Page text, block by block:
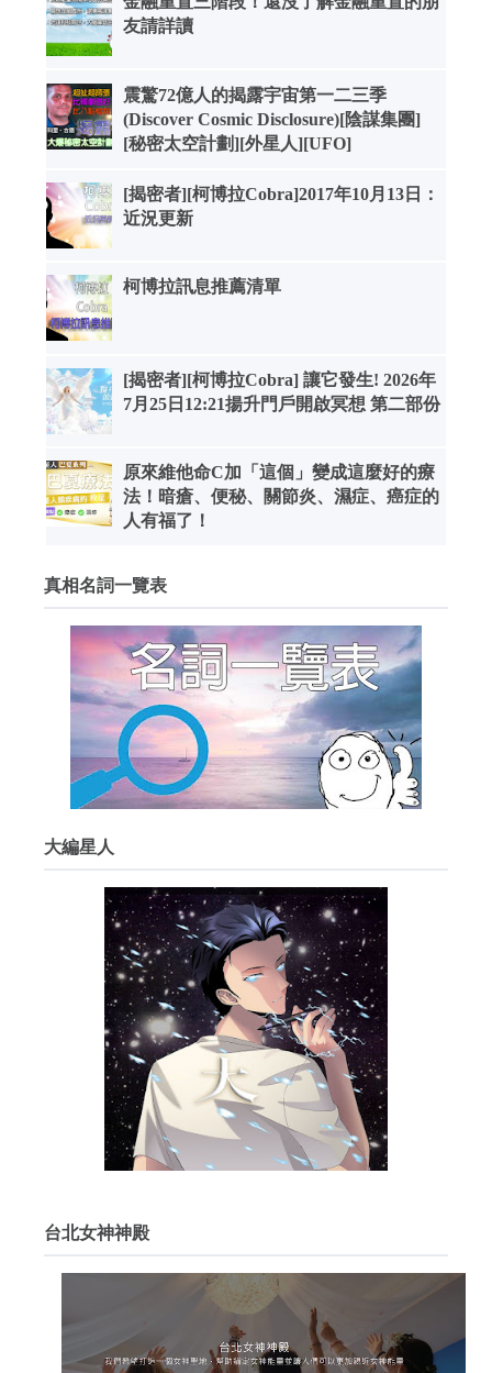
友請詳讀
震驚72億人的揭露宇宙第一二三季
(Discover Cosmic Disclosure)[陰謀集團]
[秘密太空計劃][外星人][UFO]
[揭密者][柯博拉Cobra]2017年10月13日：
近況更新
柯博拉訊息推薦清單
[揭密者][柯博拉Cobra] 讓它發生! 2026年
7月25日12:21揚升門戶開啟冥想 第二部份
原來維他命C加「這個」變成這麼好的療
法！暗瘡、便秘、關節炎、濕症、癌症的
人有福了！
真相名詞一覽表
大編星人
台北女神神殿